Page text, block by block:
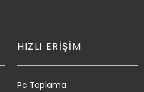
HIZLI ERIŞIM
Pc Toplama